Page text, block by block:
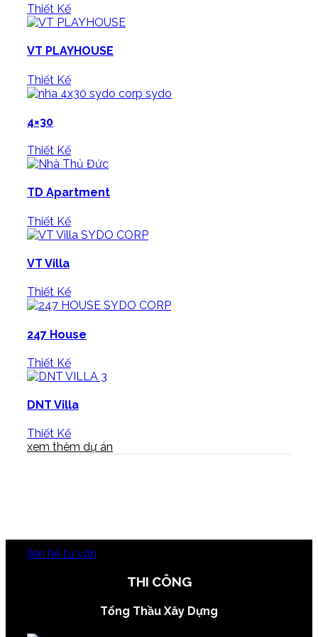
Thiết Kế
VT PLAYHOUSE
Thiết Kế
4×30
Thiết Kế
TD Apartment
Thiết Kế
VT Villa
Thiết Kế
247 House
Thiết Kế
DNT Villa
Thiết Kế
xem thêm dự án
liên hệ tư vấn
THI CÔNG
Tổng Thầu Xây Dựng